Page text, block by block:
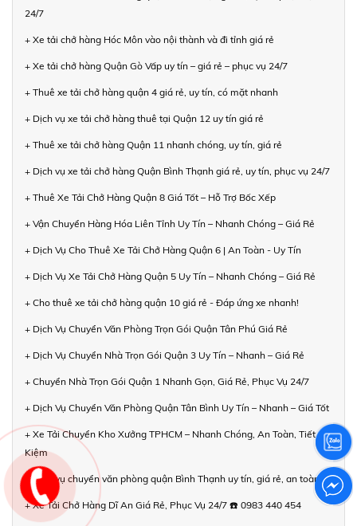
24/7
+ Xe tải chở hàng Hóc Môn vào nội thành và đi tỉnh giá rẻ
+ Xe tải chở hàng Quận Gò Vấp uy tín – giá rẻ – phục vụ 24/7
+ Thuê xe tải chở hàng quận 4 giá rẻ, uy tín, có mặt nhanh
+ Dịch vụ xe tải chở hàng thuê tại Quận 12 uy tín giá rẻ
+ Thuê xe tải chở hàng Quận 11 nhanh chóng, uy tín, giá rẻ
+ Dịch vụ xe tải chở hàng Quận Bình Thạnh giá rẻ, uy tín, phục vụ 24/7
+ Thuê Xe Tải Chở Hàng Quận 8 Giá Tốt – Hỗ Trợ Bốc Xếp
+ Vận Chuyển Hàng Hóa Liên Tỉnh Uy Tín – Nhanh Chóng – Giá Rẻ
+ Dịch Vụ Cho Thuê Xe Tải Chở Hàng Quận 6 | An Toàn - Uy Tín
+ Dịch Vụ Xe Tải Chở Hàng Quận 5 Uy Tín – Nhanh Chóng – Giá Rẻ
+ Cho thuê xe tải chở hàng quận 10 giá rẻ - Đáp ứng xe nhanh!
+ Dịch Vụ Chuyển Văn Phòng Trọn Gói Quận Tân Phú Giá Rẻ
+ Dịch Vụ Chuyển Nhà Trọn Gói Quận 3 Uy Tín – Nhanh – Giá Rẻ
+ Chuyển Nhà Trọn Gói Quận 1 Nhanh Gọn, Giá Rẻ, Phục Vụ 24/7
+ Dịch Vụ Chuyển Văn Phòng Quận Tân Bình Uy Tín – Nhanh – Giá Tốt
+ Xe Tải Chuyển Kho Xưởng TPHCM – Nhanh Chóng, An Toàn, Tiết
Kiệm
+ Dịch vụ chuyển văn phòng quận Bình Thạnh uy tín, giá rẻ, an toàn
+ Xe Tải Chở Hàng Dĩ An Giá Rẻ, Phục Vụ 24/7 ☎️ 0983 440 454